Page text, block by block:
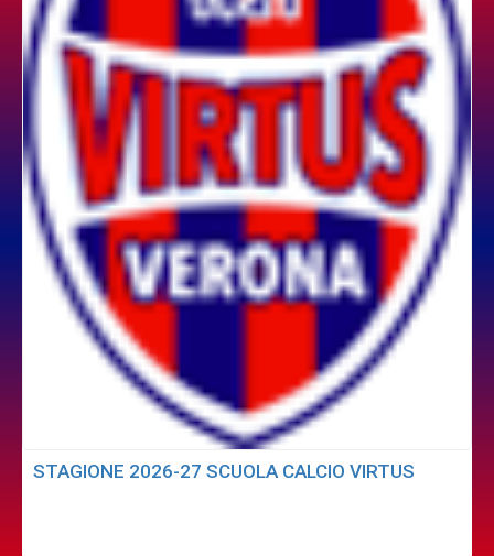
STAGIONE 2026-27 SCUOLA CALCIO VIRTUS